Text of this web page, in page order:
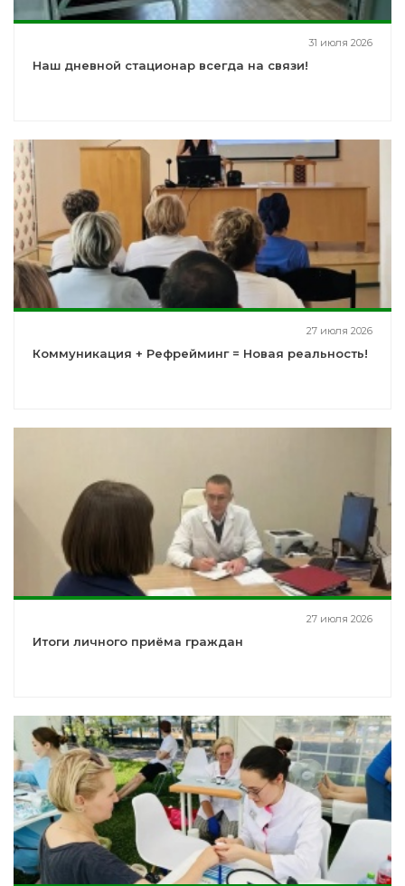
31 июля 2026
Наш дневной стационар всегда на связи!
27 июля 2026
Коммуникация + Рефрейминг = Новая реальность!
27 июля 2026
Итоги личного приёма граждан